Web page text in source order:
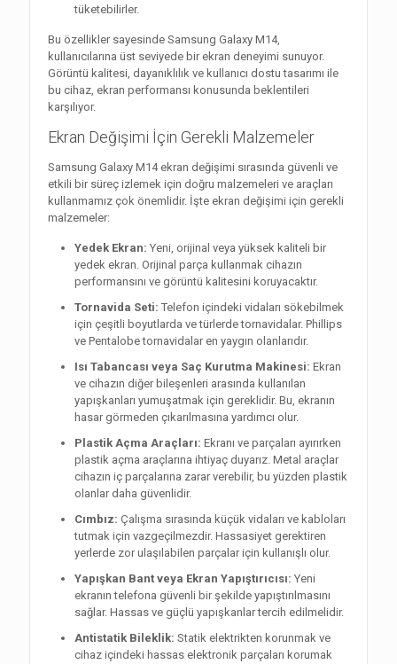
tüketebilirler.
Bu özellikler sayesinde Samsung Galaxy M14,
kullanıcılarına üst seviyede bir ekran deneyimi sunuyor.
Görüntü kalitesi, dayanıklılık ve kullanıcı dostu tasarımı ile
bu cihaz, ekran performansı konusunda beklentileri
karşılıyor.
Ekran Değişimi İçin Gerekli Malzemeler
Samsung Galaxy M14 ekran değişimi sırasında güvenli ve
etkili bir süreç izlemek için doğru malzemeleri ve araçları
kullanmamız çok önemlidir. İşte ekran değişimi için gerekli
malzemeler:
Yedek Ekran: Yeni, orijinal veya yüksek kaliteli bir
yedek ekran. Orijinal parça kullanmak cihazın
performansını ve görüntü kalitesini koruyacaktır.
Tornavida Seti: Telefon içindeki vidaları sökebilmek
için çeşitli boyutlarda ve türlerde tornavidalar. Phillips
ve Pentalobe tornavidalar en yaygın olanlarıdır.
Isı Tabancası veya Saç Kurutma Makinesi: Ekran
ve cihazın diğer bileşenleri arasında kullanılan
yapışkanları yumuşatmak için gereklidir. Bu, ekranın
hasar görmeden çıkarılmasına yardımcı olur.
Plastik Açma Araçları: Ekranı ve parçaları ayırırken
plastik açma araçlarına ihtiyaç duyarız. Metal araçlar
cihazın iç parçalarına zarar verebilir, bu yüzden plastik
olanlar daha güvenlidir.
Cımbız: Çalışma sırasında küçük vidaları ve kabloları
tutmak için vazgeçilmezdir. Hassasiyet gerektiren
yerlerde zor ulaşılabilen parçalar için kullanışlı olur.
Yapışkan Bant veya Ekran Yapıştırıcısı: Yeni
ekranın telefona güvenli bir şekilde yapıştırılmasını
sağlar. Hassas ve güçlü yapışkanlar tercih edilmelidir.
Antistatik Bileklik: Statik elektrikten korunmak ve
cihaz içindeki hassas elektronik parçaları korumak